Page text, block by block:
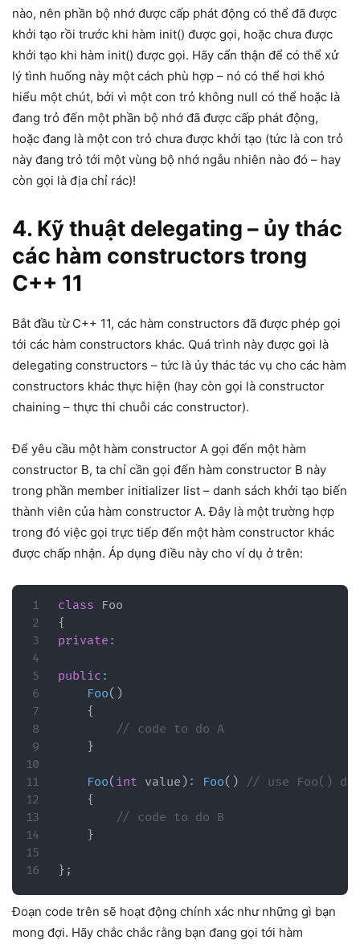
nào, nên phần bộ nhớ được cấp phát động có thể đã được
khởi tạo rồi trước khi hàm init() được gọi, hoặc chưa được
khởi tạo khi hàm init() được gọi. Hãy cẩn thận để có thể xử
lý tình huống này một cách phù hợp – nó có thể hơi khó
hiểu một chút, bởi vì một con trỏ không null có thể hoặc là
đang trỏ đến một phần bộ nhớ đã được cấp phát động,
hoặc đang là một con trỏ chưa được khởi tạo (tức là con trỏ
này đang trỏ tới một vùng bộ nhớ ngẫu nhiên nào đó – hay
còn gọi là địa chỉ rác)!
4. Kỹ thuật delegating – ủy thác
các hàm constructors trong
C++ 11
Bắt đầu từ C++ 11, các hàm constructors đã được phép gọi
tới các hàm constructors khác. Quá trình này được gọi là
delegating constructors – tức là ủy thác tác vụ cho các hàm
constructors khác thực hiện (hay còn gọi là constructor
chaining – thực thi chuỗi các constructor).
Để yêu cầu một hàm constructor A gọi đến một hàm
constructor B, ta chỉ cần gọi đến hàm constructor B này
trong phần member initializer list – danh sách khởi tạo biến
thành viên của hàm constructor A. Đây là một trường hợp
trong đó việc gọi trực tiếp đến một hàm constructor khác
được chấp nhận. Áp dụng điều này cho ví dụ ở trên:
class
Foo
{
private :
public :
Foo( )
{
// code to do A
}
Foo( int value ) : Foo( )
// use Foo()
{
// code to do B
}
} ;
Đoạn code trên sẽ hoạt động chính xác như những gì bạn
mong đợi. Hãy chắc chắc rằng bạn đang gọi tới hàm